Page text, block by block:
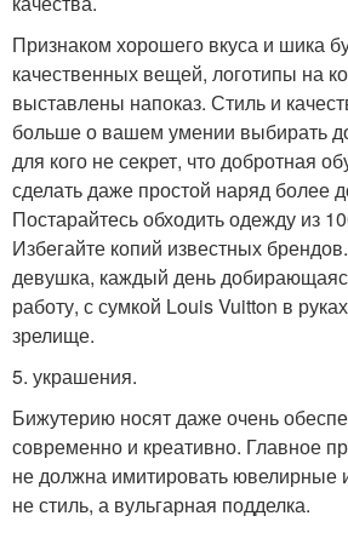
Признаком хорошего вкуса и шика
качественных вещей, логотипы на
выставлены напоказ. Стиль и
больше о вашем умении выбирать
для кого не секрет, что добротная
сделать даже простой наряд более
Постарайтесь обходить одежду из
Избегайте копий известных
девушка, каждый день
работу, с сумкой Louis Vuitton в
зрелище.
5. украшения.
Бижутерию носят даже очень
современно и креативно. Главное
не должна имитировать ювелирные
не стиль, а вульгарная подделка.